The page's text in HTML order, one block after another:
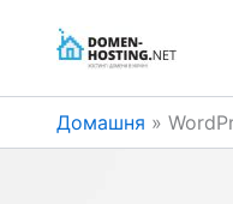
Домашня